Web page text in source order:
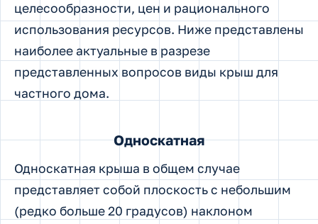
целесообразности, цен и рационального
использования ресурсов. Ниже представлены
наиболее актуальные в разрезе
представленных вопросов виды крыш для
частного дома.
Односкатная
Односкатная крыша в общем случае
представляет собой плоскость с небольшим
(редко больше 20 градусов) наклоном